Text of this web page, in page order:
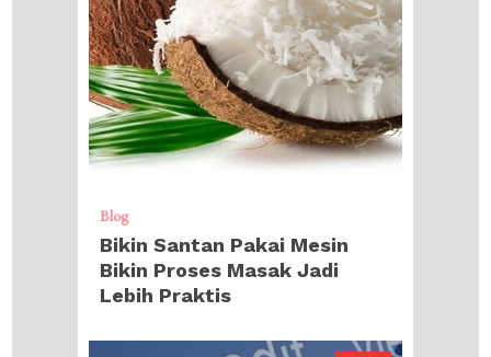
Blog
Bikin Santan Pakai Mesin
Bikin Proses Masak Jadi
Lebih Praktis